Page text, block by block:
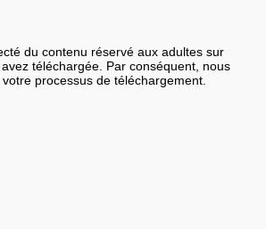
du contenu réservé aux adultes sur
téléchargée. Par conséquent, nous
processus de téléchargement.